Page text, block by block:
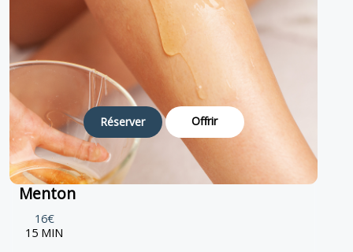
Réserver Offrir
Menton
16€
15 MIN